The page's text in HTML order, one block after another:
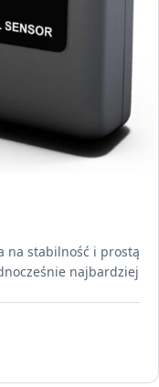
na stabilność i prostą
najbardziej